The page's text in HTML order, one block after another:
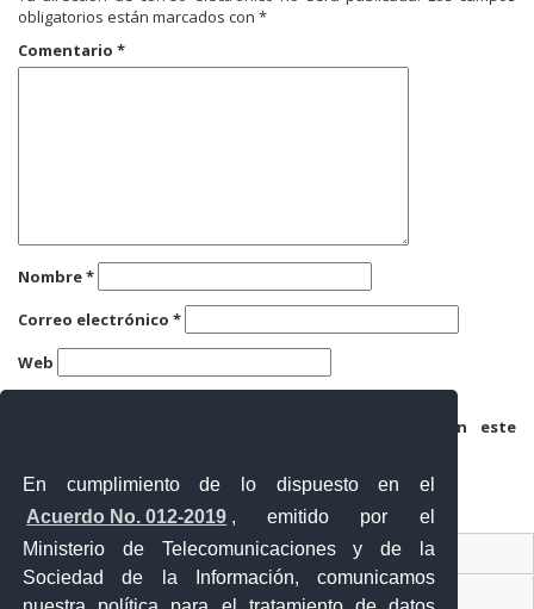
En cumplimiento de lo dispuesto en el
Acuerdo No. 012-2019 , emitido por el
Ministerio de Telecomunicaciones y de la
Sociedad de la Información, comunicamos
obligatorios están marcados con *
Comentario *
Nombre*
Correo electrónico *
Web
Guarda mi nombre, correo electrónico y web en este
Ventanilla Única Virtual
Ventanilla Única de Comercio Exterior